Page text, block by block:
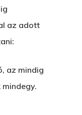
az adott
az mindig